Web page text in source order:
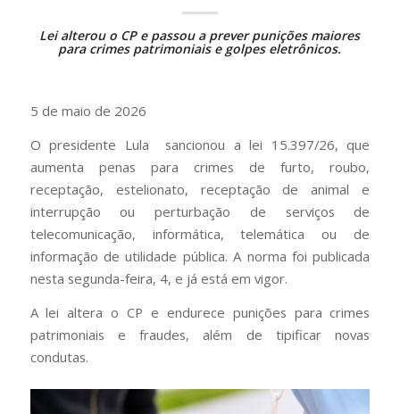
Lei alterou o CP e passou a prever punições maiores
para crimes patrimoniais e golpes eletrônicos.
5 de maio de 2026
O presidente Lula sancionou a lei 15.397/26, que
aumenta penas para crimes de furto, roubo,
receptação, estelionato, receptação de animal e
interrupção ou perturbação de serviços de
telecomunicação, informática, telemática ou de
informação de utilidade pública. A norma foi publicada
nesta segunda-feira, 4, e já está em vigor.
A lei altera o CP e endurece punições para crimes
patrimoniais e fraudes, além de tipificar novas
condutas.